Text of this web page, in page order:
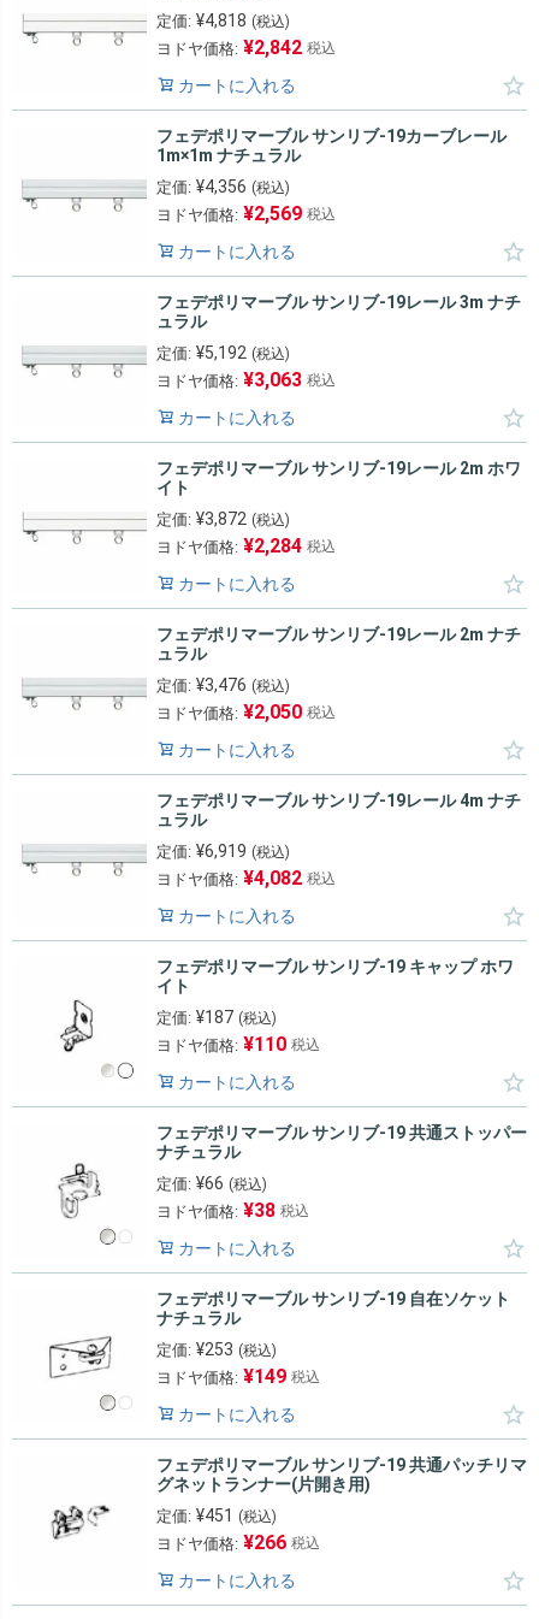
定価: ¥4,818 (税込)
ヨドヤ価格: ¥2,842 税込
カートに入れる
フェデポリマーブル サンリブ-19カーブレール
1m×1m ナチュラル
定価: ¥4,356 (税込)
ヨドヤ価格: ¥2,569 税込
カートに入れる
フェデポリマーブル サンリブ-19レール 3m ナチ
ュラル
定価: ¥5,192 (税込)
ヨドヤ価格: ¥3,063 税込
カートに入れる
フェデポリマーブル サンリブ-19レール 2m ホワ
イト
定価: ¥3,872 (税込)
ヨドヤ価格: ¥2,284 税込
カートに入れる
フェデポリマーブル サンリブ-19レール 2m ナチ
ュラル
定価: ¥3,476 (税込)
ヨドヤ価格: ¥2,050 税込
カートに入れる
フェデポリマーブル サンリブ-19レール 4m ナチ
ュラル
定価: ¥6,919 (税込)
ヨドヤ価格: ¥4,082 税込
カートに入れる
フェデポリマーブル サンリブ-19 キャップ ホワ
イト
定価: ¥187 (税込)
ヨドヤ価格: ¥110 税込
カートに入れる
フェデポリマーブル サンリブ-19 共通ストッパー
ナチュラル
定価: ¥66 (税込)
ヨドヤ価格: ¥38 税込
カートに入れる
フェデポリマーブル サンリブ-19 自在ソケット
ナチュラル
定価: ¥253 (税込)
ヨドヤ価格: ¥149 税込
カートに入れる
フェデポリマーブル サンリブ-19 共通パッチリマ
グネットランナー(片開き用)
定価: ¥451 (税込)
ヨドヤ価格: ¥266 税込
カートに入れる